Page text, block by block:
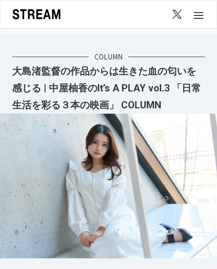
content
COLUMN
大島渚監督の作品からは生きた血の匂いを
感じる | 中屋柚香のIt’s A PLAY vol.3 「日常
生活を彩る３本の映画」 COLUMN